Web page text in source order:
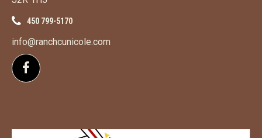
450 799-5170
info@ranchcunicole.com
Suivez-nous sur Facebook